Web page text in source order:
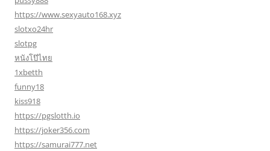
https://www.sexyauto168.xyz
slotxo24hr
slotpg
หนังโป๊ไทย
1xbetth
funny18
kiss918
https://pgslotth.io
https://joker356.com
https://samurai777.net